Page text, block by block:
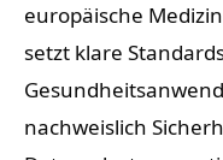
europäische
setzt klare
nachweislich